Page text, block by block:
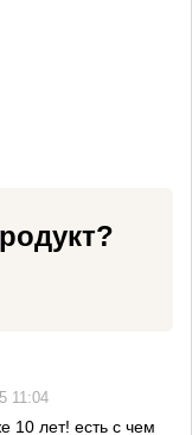
11:04
10 лет! есть с чем